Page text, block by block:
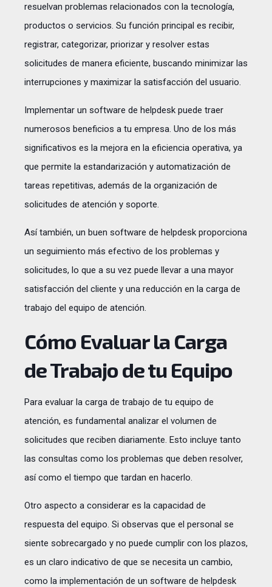
resuelvan problemas relacionados con la tecnología,
productos o servicios. Su función principal es recibir,
registrar, categorizar, priorizar y resolver estas
solicitudes de manera eficiente, buscando minimizar las
interrupciones y maximizar la satisfacción del usuario.
Implementar un software de helpdesk puede traer
numerosos beneficios a tu empresa. Uno de los más
significativos es la mejora en la eficiencia operativa, ya
que permite la estandarización y automatización de
tareas repetitivas, además de la organización de
solicitudes de atención y soporte.
Así también, un buen software de helpdesk proporciona
un seguimiento más efectivo de los problemas y
solicitudes, lo que a su vez puede llevar a una mayor
satisfacción del cliente y una reducción en la carga de
trabajo del equipo de atención.
Cómo Evaluar la Carga
de Trabajo de tu Equipo
Para evaluar la carga de trabajo de tu equipo de
atención, es fundamental analizar el volumen de
solicitudes que reciben diariamente. Esto incluye tanto
las consultas como los problemas que deben resolver,
así como el tiempo que tardan en hacerlo.
Otro aspecto a considerar es la capacidad de
respuesta del equipo. Si observas que el personal se
siente sobrecargado y no puede cumplir con los plazos,
es un claro indicativo de que se necesita un cambio,
como la implementación de un software de helpdesk